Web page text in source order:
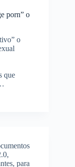
porn” o
o
que
,
, para